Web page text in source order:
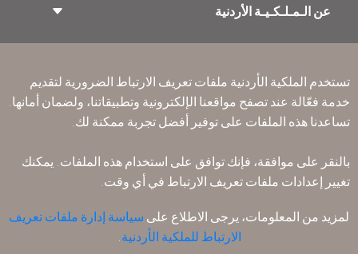
السفر أثناء الحمل
ذوي الاحتياجات الخاصة
Accessibility Plan and Feedback Process
حجز القطار
تكرم
الإقامه لمسافري الترانزيت
عن الـمـلـكـيـة الأردنية
انضم لعائلتنا
الأخبار
سـيـا سة الخصوصية
مكاتبنا حول العالم
شروط وأحكام العقد
سياسة ملفات تعريف الارتباط
سياسة خرق البيانات الشخصية
تستخدم الملكية الأردنية ملفات تعريف الارتباط الضرورية لتقديم
خدمة فعّالة عند تصفح مواقعنا الإلكترونية وتطبيقاتنا، ولضمان أمانها.
تساعدنا هذه الملفات على توفير أفضل تجربة ممكنة لك.
بالنقر على موافقة، فإنك توافق على استخدام هذه الملفات. يمكنك
تغيير إعدادات ملفات تعريف الارتباط في أي وقت.
لمزيد من المعلومات، يرجى الاطلاع على سياسة إدارة ملفات تعريف
الارتباط للملكية الأردنية.